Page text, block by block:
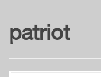
patriot